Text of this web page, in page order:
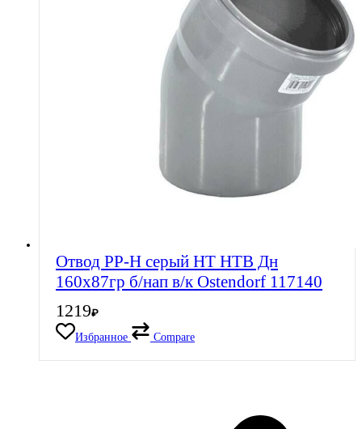
Отвод PP-H серый HT HTB Дн
160х87гр б/нап в/к Ostendorf 117140
1219₽
Избранное
Compare